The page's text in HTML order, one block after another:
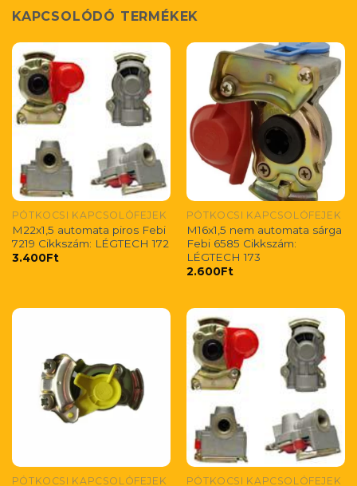
KAPCSOLÓDÓ TERMÉKEK
PÓTKOCSI KAPCSOLÓFEJEK
M22x1,5 automata piros Febi
7219 Cikkszám: LÉGTECH 172
3.400Ft
PÓTKOCSI KAPCSOLÓFEJEK
M16x1,5 nem automata sárga
Febi 6585 Cikkszám:
LÉGTECH 173
2.600Ft
PÓTKOCSI KAPCSOLÓFEJEK PÓTKOCSI KAPCSOLÓFEJEK